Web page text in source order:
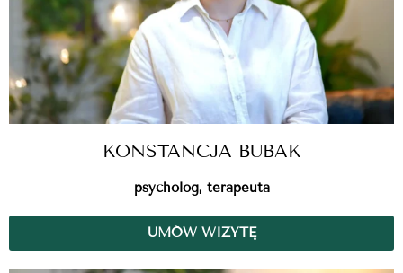
KONSTANCJA BUBAK
psycholog, terapeuta
UMÓW WIZYTĘ